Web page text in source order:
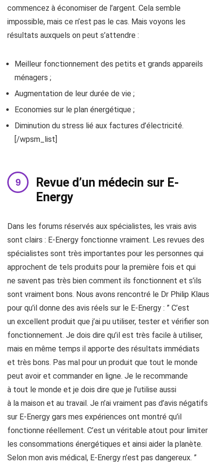
commencez à économiser de l’argent. Cela semble
impossible, mais ce n’est pas le cas. Mais voyons les
résultats auxquels on peut s’attendre :
Meilleur fonctionnement des petits et grands appareils
ménagers ;
Augmentation de leur durée de vie ;
Economies sur le plan énergétique ;
Diminution du stress lié aux factures d’électricité.
[/wpsm_list]
Revue d’un médecin sur E-
Energy
Dans les forums réservés aux spécialistes, les vrais avis
sont clairs : E-Energy fonctionne vraiment. Les revues des
spécialistes sont très importantes pour les personnes qui
approchent de tels produits pour la première fois et qui
ne savent pas très bien comment ils fonctionnent et s’ils
sont vraiment bons. Nous avons rencontré le Dr Philip Klaus
pour qu’il donne des avis réels sur le E-Energy : ” C’est
un excellent produit que j’ai pu utiliser, tester et vérifier son
fonctionnement. Je dois dire qu’il est très facile à utiliser,
mais en même temps il apporte des résultats immédiats
et très bons. Pas mal pour un produit que tout le monde
peut avoir et commander en ligne. Je le recommande
à tout le monde et je dois dire que je l’utilise aussi
à la maison et au travail. Je n’ai vraiment pas d’avis négatifs
sur E-Energy gars mes expériences ont montré qu’il
fonctionne réellement. C’est un véritable atout pour limiter
les consommations énergétiques et ainsi aider la planète.
Selon mon avis médical, E-Energy n’est pas dangereux. ”